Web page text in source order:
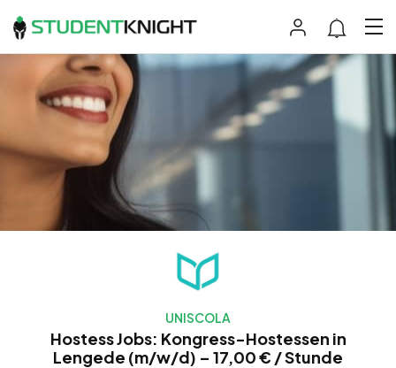
UNISCOLA
Hostess Jobs: Kongress-Hostessen in
Lengede (m/w/d) – 17,00 € / Stunde